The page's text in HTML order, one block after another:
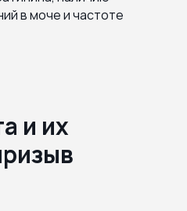
в моче и частоте
и их